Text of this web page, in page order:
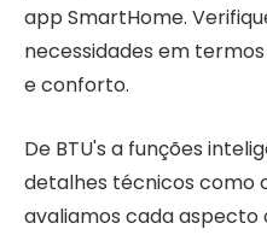
app SmartHome.
necessidades em
e conforto.
De BTU's a funções
detalhes técnicos como
avaliamos cada aspecto